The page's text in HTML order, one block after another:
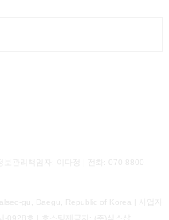
관리책임자: 이다정 | 전화: 070-8800-
gu, Daegu, Republic of Korea | 사업자
-0928호 | 호스팅제공자: (주)식스샵